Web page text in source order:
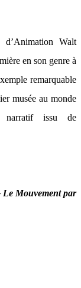
d’Animation Walt
en son genre à
remarquable
musée au monde
narratif issu de
Le Mouvement par